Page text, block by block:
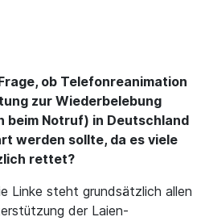
ob Telefonreanimation
zur Wiederbelebung
beim Notruf) in Deutschland
werden sollte, da es viele
rettet?
Linke steht grundsätzlich allen
der Laien-